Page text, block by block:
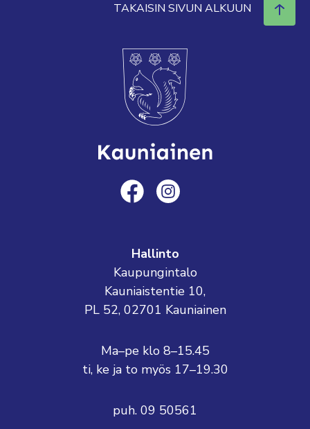
TAKAISIN SIVUN ALKUUN
Hallinto
Kaupungintalo
Kauniaistentie 10,
PL 52, 02701 Kauniainen
Ma–pe klo 8–15.45
ti, ke ja to myös 17–19.30
puh. 09 50561